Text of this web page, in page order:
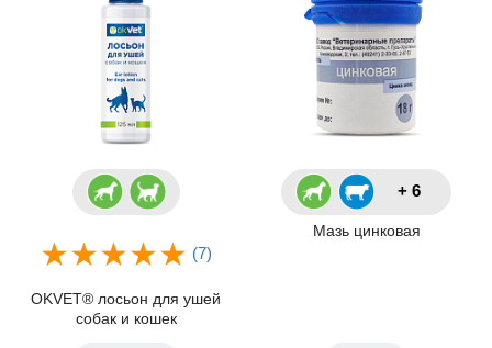
(7)
OKVET® лосьон для ушей
собак и кошек
+ 6
Мазь цинковая